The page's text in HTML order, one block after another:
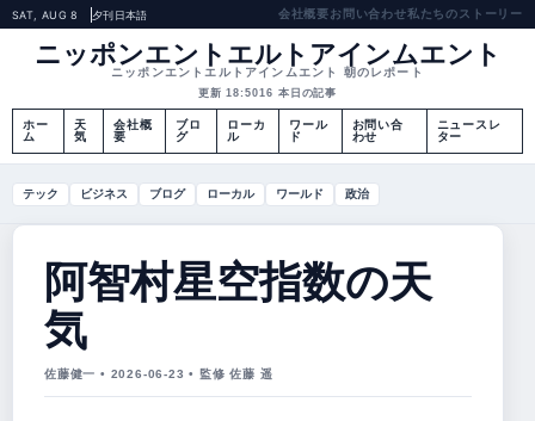
SAT, AUG 8 夕刊日本語 会社概要お問い合わせ私たちのストーリー
ニッポンエントエルトアインムエント
ニッポンエントエルトアインムエント 朝のレポート
更新 18:5016 本日の記事
ホー
ム
天
気
会社概
要
ブロ
グ
ローカ
ル
ワール
ド
お問い合
わせ
ニュースレ
ター
テック ビジネス ブログ ローカル ワールド 政治
阿智村星空指数の天
気
佐藤健一 • 2026-06-23 • 監修 佐藤 遥